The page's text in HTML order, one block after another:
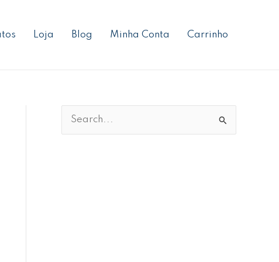
Loja Blog Minha Conta Carrinho